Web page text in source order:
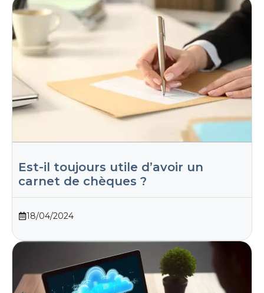
Est-il toujours utile d’avoir un
carnet de chèques ?
18/04/2024